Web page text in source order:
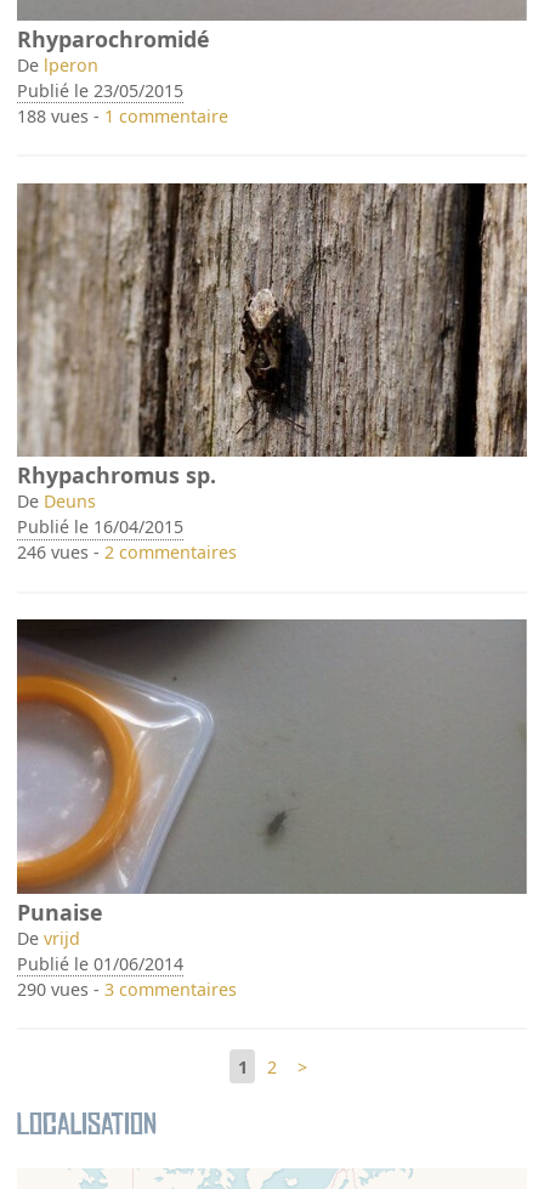
Rhyparochromidé
De lperon
Publié le 23/05/2015
188 vues - 1 commentaire
Rhypachromus sp.
De Deuns
Publié le 16/04/2015
246 vues -2 commentaires
Punaise
Devrijd
Publié le 01/06/2014
290 vues -3 commentaires
1 2 >
Localisation